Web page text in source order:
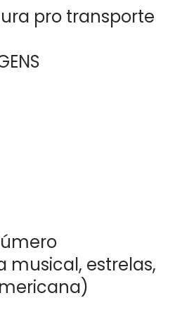
pro transporte
musical, estrelas,